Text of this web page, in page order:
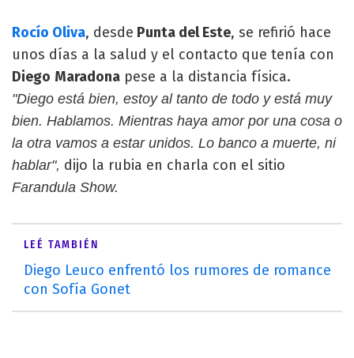
Rocío Oliva, desde Punta del Este, se refirió hace
unos días a la salud y el contacto que tenía con
Diego Maradona pese a la distancia física.
"Diego está bien, estoy al tanto de todo y está muy
bien. Hablamos. Mientras haya amor por una cosa o
la otra vamos a estar unidos. Lo banco a muerte, ni
hablar", dijo la rubia en charla con el sitio
Farandula Show.
LEÉ TAMBIÉN
Diego Leuco enfrentó los rumores de romance
con Sofía Gonet